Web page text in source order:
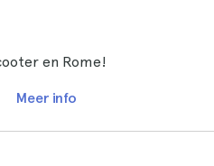
en Rome!
Meer info